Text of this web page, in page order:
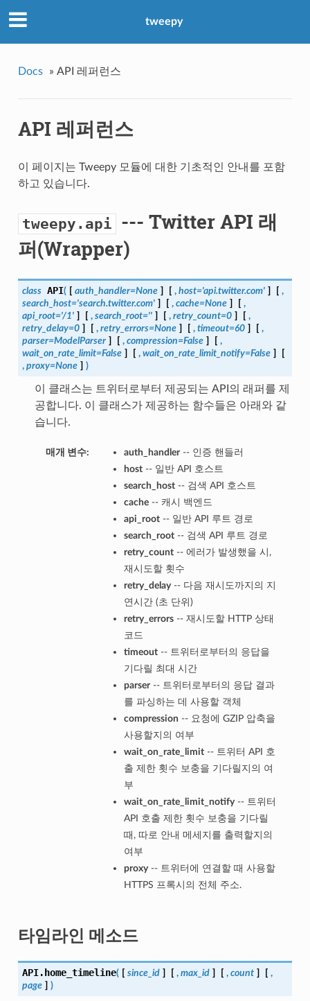
tweepy
Docs » API 레퍼런스
API 레퍼런스
이 페이지는 Tweepy 모듈에 대한 기초적인 안내를 포함
하고 있습니다.
tweepy.api --- Twitter API 래
퍼(Wrapper)
class API( [ auth_handler=None ] [ , host='api.twitter.com' ] [ ,
search_host='search.twitter.com' ] [ , cache=None ] [ ,
api_root='/1' ] [ , search_root='' ] [ , retry_count=0 ] [ ,
retry_delay=0 ] [ , retry_errors=None ] [ , timeout=60 ] [ ,
parser=ModelParser ] [ , compression=False ] [ ,
wait_on_rate_limit=False ] [ , wait_on_rate_limit_notify=False ]
[
, proxy=None ] )
이 클래스는 트위터로부터 제공되는 API의 래퍼를 제
공합니다. 이 클래스가 제공하는 함수들은 아래와 같
습니다.
매개 변수: auth_handler-- 인증 핸들러
host-- 일반 API 호스트
search_host-- 검색 API 호스트
cache-- 캐시 백엔드
api_root-- 일반 API 루트 경로
search_root-- 검색 API 루트 경로
retry_count-- 에러가 발생했을 시,
재시도할 횟수
retry_delay-- 다음 재시도까지의 지
연시간 (초 단위)
retry_errors-- 재시도할 HTTP 상태
코드
timeout-- 트위터로부터의 응답을
기다릴 최대 시간
parser-- 트위터로부터의 응답 결과
를 파싱하는 데 사용할 객체
compression -- 요청에 GZIP 압축을
사용할지의 여부
wait_on_rate_limit-- 트위터 API 호
출 제한 횟수 보충을 기다릴지의 여
부
wait_on_rate_limit_notify-- 트위터
API 호출 제한 횟수 보충을 기다릴
때, 따로 안내 메세지를 출력할지의
여부
proxy-- 트위터에 연결할 때 사용할
HTTPS 프록시의 전체 주소.
타임라인 메소드
API. home_timeline( [ since_id ] [ , max_id ] [ , count ] [ ,
page ] )